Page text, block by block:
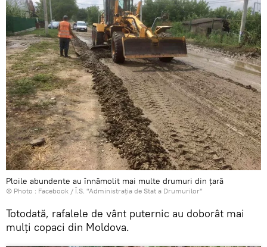
Ploile abundente au înnămolit mai multe drumuri din țară
© Photo : Facebook / Î.S. "Administraţia de Stat a Drumurilor"
Totodată, rafalele de vânt puternic au doborât mai
mulți copaci din Moldova.